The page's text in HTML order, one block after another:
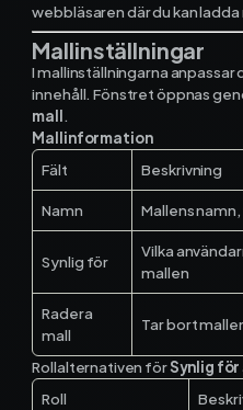
webbläsaren där du kan ladda
Mallinställningar
I mallinställningarna
innehåll. Fönstret öppnas
mall.
Mallinformation
Fält
Beskrivning
Namn Mallens
Synlig för
Vilka
mallen
Radera
mall
Tar bort
Rollalternativen förSynlig för
Roll